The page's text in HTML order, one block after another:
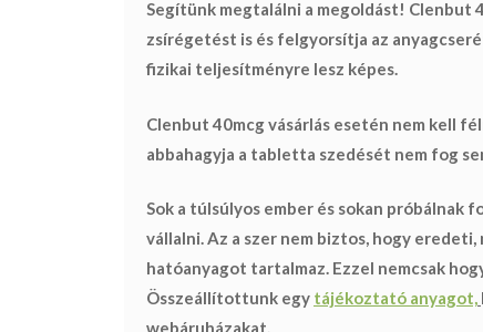
Segítünk megtalálni a megoldást! Clenbut
zsírégetést is és felgyorsítja az
fizikai teljesítményre lesz képes.
Clenbut 40mcg vásárlás esetén nem kell
abbahagyja a tabletta szedését nem fog
Sok a túlsúlyos ember és sokan
vállalni.Az a szer nem biztos, hogy eredeti,
hatóanyagot tartalmaz. Ezzel nemcsak
Összeállítottunk egy tájékoztató anyagot,
webáruházakat.